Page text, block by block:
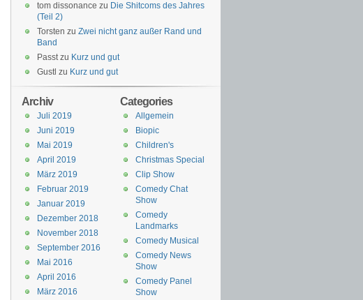
tom dissonance zu Die Shitcoms des Jahres
(Teil 2)
Torsten zu Zwei nicht ganz außer Rand und
Band
Passtzu Kurz und gut
Gustl zu Kurz und gut
Categories
Allgemein
Biopic
Children's
Christmas Special
Clip Show
Comedy Chat
Show
Comedy
Landmarks
Comedy Musical
Comedy News
Show
Comedy Panel
Show
Archiv
Juli 2019
Juni 2019
Mai 2019
April 2019
März 2019
Februar 2019
Januar 2019
Dezember 2018
November 2018
September 2016
Mai 2016
April 2016
März 2016